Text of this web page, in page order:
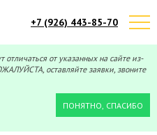
+7 (926) 443-85-70
от указанных на сайте из-
оставляйте заявки, звоните
ПОНЯТНО, СПАСИБО